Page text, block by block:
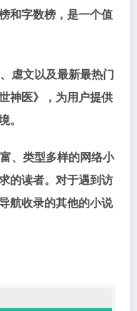
和字数榜，是一个值
虐文以及最新最热门
神医》，为用户提供
。
、类型多样的网络小
的读者。对于遇到访
航收录的其他的小说